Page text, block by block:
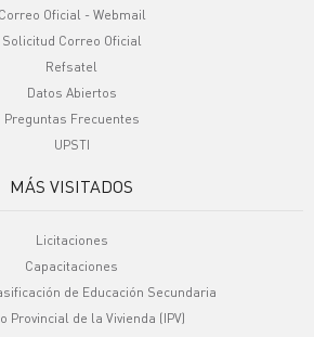
Correo Oficial - Webmail
Solicitud Correo Oficial
Refsatel
Datos Abiertos
Preguntas Frecuentes
UPSTI
MÁS VISITADOS
Licitaciones
Capacitaciones
de Educación Secundaria
Provincial de la Vivienda (IPV)